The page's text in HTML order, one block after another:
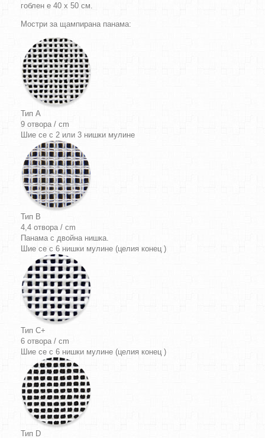
гоблен е 40 х 50 см.
Мостри за щампирана панама:
Тип A
9 отвора / cm
Шие се с 2 или 3 нишки мулине
Тип B
4,4 отвора / cm
Панама с двойна нишка.
Шие се с 6 нишки мулине (целия конец )
Тип C+
6 отвора / cm
Шие се с 6 нишки мулине (целия конец )
Тип D